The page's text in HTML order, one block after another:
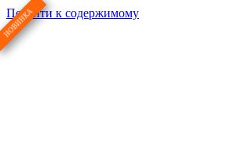
Перейти к содержимому